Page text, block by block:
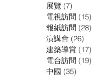
展覽 (7)
電視訪問 (15)
報紙訪問 (28)
演講會 (26)
建築導賞 (17)
電台訪問 (19)
中國 (35)